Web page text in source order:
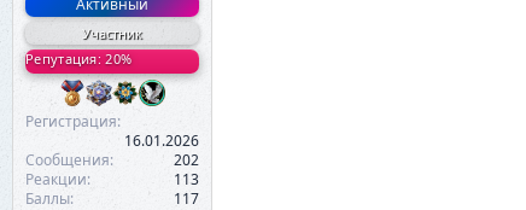
Участник
Репутация: 20%
Регистрация
16.01.2026
Сообщения
202
Реакции
113
Баллы
117